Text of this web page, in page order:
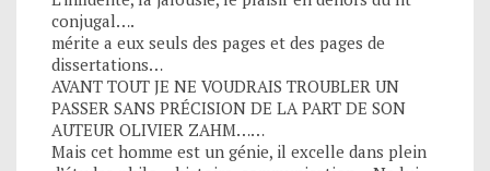
conjugal….
mérite a eux seuls des pages et des pages de
dissertations…
AVANT TOUT JE NE VOUDRAIS TROUBLER UN
PASSER SANS PRÉCISION DE LA PART DE SON
AUTEUR OLIVIER ZAHM……
Mais cet homme est un génie, il excelle dans plein